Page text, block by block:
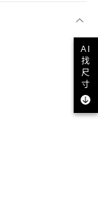
AI
找
尺
寸